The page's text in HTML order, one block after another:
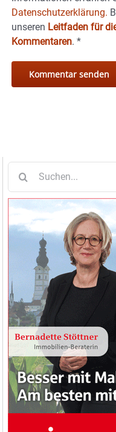
Datenschutzerklärung.
unseren Leitfaden für
Kommentaren. *
nach: